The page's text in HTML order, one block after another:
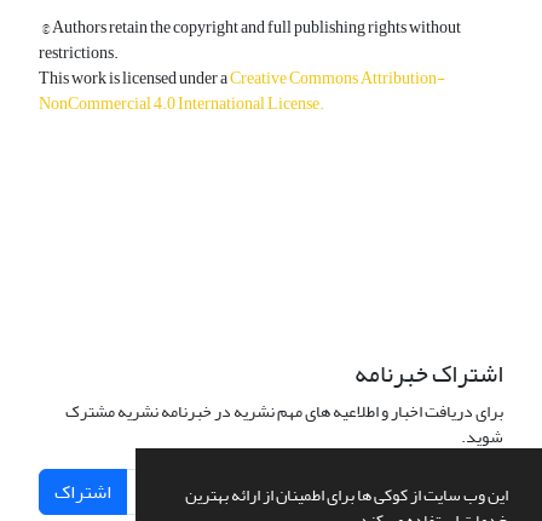
این وب سایت از کوکی ها برای اطمینان از ارائه بهترین
© Authors retain the copyright and full publishing rights without
restrictions.
This work is licensed under aCreative Commons Attribution-
NonCommercial 4.0 International License.
اشتراک خبرنامه
برای دریافت اخبار و اطلاعیه های مهم نشریه در خبرنامه نشریه مشترک
شوید.
اشتراک